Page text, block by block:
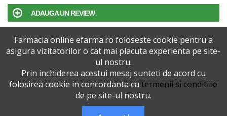
ADAUGA UN REVIEW
TERMENI SI CONDITII
POLITICA DE CONFIDENTIALITATE
VERSIUNEA DESKTOP
Farmacia online efarma.ro foloseste cookie pentru a
asigura vizitatorilor o cat mai placuta experienta pe site-
ul nostru.
Prin inchiderea acestui mesaj sunteti de acord cu
folosirea cookie in concordanta cu termenii si conditiile
de pe site-ul nostru.